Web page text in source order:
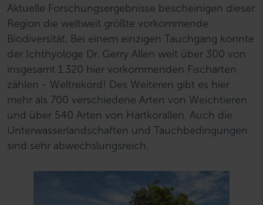
Aktuelle Forschungsergebnisse bescheinigen dieser
Region die weltweit größte vorkommende
Biodiversität. Bei einem einzigen Tauchgang konnte
der Ichthyologe Dr. Gerry Allen weit über 300 von
insgesamt 1.320 hier vorkommenden Fischarten
zählen - Weltrekord! Des Weiteren gibt es hier
mehr als 700 verschiedene Arten von Weichtieren
und über 540 Arten von Hartkorallen. Auch die
Unterwasserlandschaften und Tauchbedingungen
sind sehr abwechslungsreich.